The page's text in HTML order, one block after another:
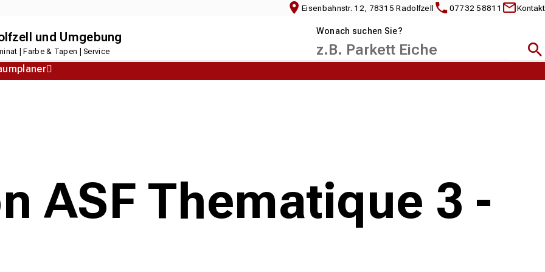
Eisenbahnstr. 12, 78315 Radolfzell 07732 58811 Kontakt
und Umgebung
| Farbe & Tapen | Service
Wonach suchen Sie?
ASF Thematique 3 -